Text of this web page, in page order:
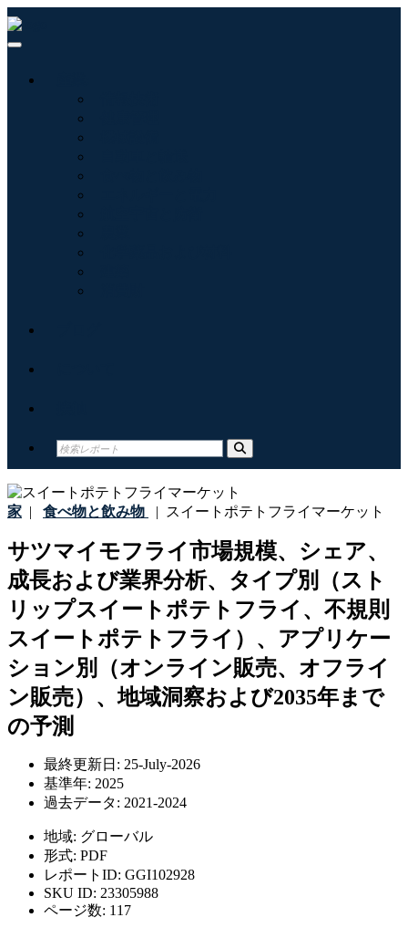
家 | 食べ物と飲み物 | スイートポテトフライマーケット
サツマイモフライ市場規模、シェア、
成長および業界分析、タイプ別（スト
リップスイートポテトフライ、不規則
スイートポテトフライ）、アプリケー
ション別（オンライン販売、オフライ
ン販売）、地域洞察および2035年まで
の予測
最終更新日: 25-July-2026
基準年: 2025
過去データ: 2021-2024
地域: グローバル
形式: PDF
レポートID: GGI102928
SKU ID: 23305988
ページ数: 117